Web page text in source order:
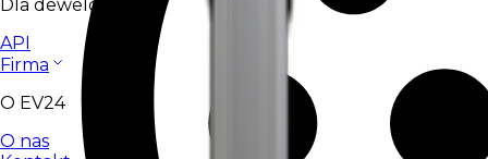
Dla deweloperów
API
Firma
O EV24
O nas